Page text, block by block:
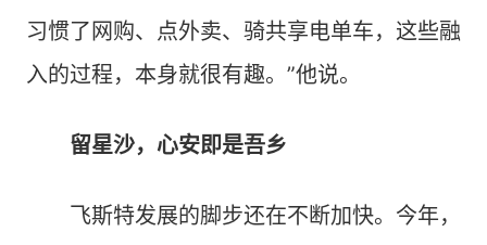
习惯了网购、点外卖、骑共享电单车，这些融
入的过程，本身就很有趣。”他说。
留星沙，心安即是吾乡
飞斯特发展的脚步还在不断加快。今年，